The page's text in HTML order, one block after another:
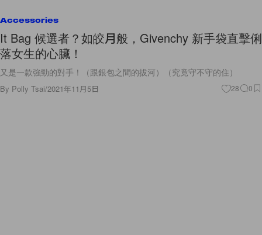
Accessories
It Bag 候選者？如皎月般，Givenchy 新手袋直擊俐
落女生的心臟！
又是一款強勁的對手！（跟銀包之間的拔河）（究竟守不守的住）
By Polly Tsai/2021年11月5日 28 0